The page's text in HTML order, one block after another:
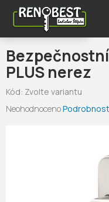
obsah
Bezpečnostní
PLUS nerez
Kód: Zvolte variantu
Průměrné
Neohodnoceno